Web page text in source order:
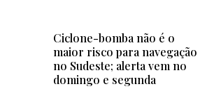
Ciclone-bomba não é o
maior risco para navegação
no Sudeste; alerta vem no
domingo e segunda